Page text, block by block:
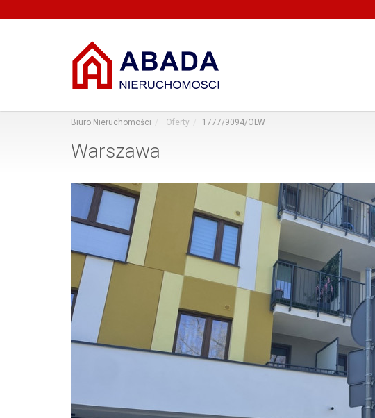
Biuro Nieruchomości Oferty 1777/9094/OLW
Warszawa